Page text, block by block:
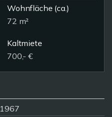
Wohnfläche (ca.)
72 m²
Kaltmiete
700,- €
1967